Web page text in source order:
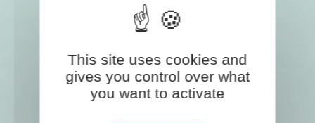
This site uses cookies and
gives you control over what
you want to activate